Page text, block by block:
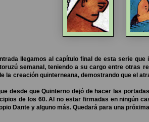
llegamos al capítulo final de esta serie
semanal, teniendo a su cargo entre otras
la creación quinterneana, demostrando que el
desde que Quinterno dejó de hacer las
de los 60. Al no estar firmadas en ningún
Dante y alguno más. Quedará para una